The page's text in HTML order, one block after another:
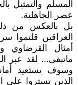
المسلم والتمثيل
عصر الجاهلية.
بل بالعكس من
العراقين قلتموا
أمثال القرضاوي
ماتبقى... لقد عبر
وسوف يستعيد
الذين تستروا على